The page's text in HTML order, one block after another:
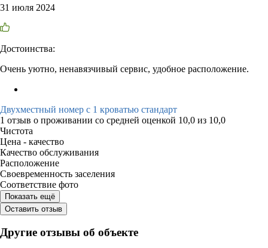
31 июля 2024
Достоинства:
Очень уютно, ненавязчивый сервис, удобное расположение.
Двухместный номер с 1 кроватью стандарт
1 отзыв о проживании со средней оценкой 10,0 из 10,0
Чистота
Цена - качество
Качество обслуживания
Расположение
Своевременность заселения
Соответствие фото
Показать ещё
Оставить отзыв
Другие отзывы об объекте